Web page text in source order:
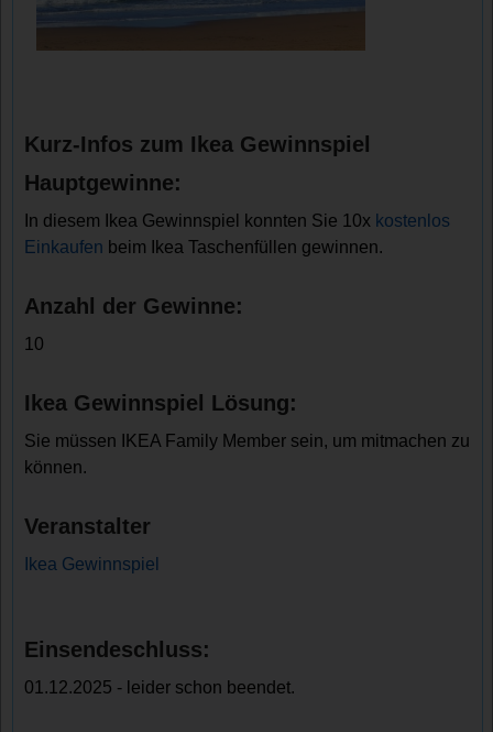
Kurz-Infos zum Ikea Gewinnspiel
Hauptgewinne:
In diesem Ikea Gewinnspiel konnten Sie 10x kostenlos
Einkaufen beim Ikea Taschenfüllen gewinnen.
Anzahl der Gewinne:
10
Ikea Gewinnspiel Lösung:
Sie müssen IKEA Family Member sein, um mitmachen zu
können.
Veranstalter
Ikea Gewinnspiel
Einsendeschluss:
01.12.2025 - leider schon beendet.